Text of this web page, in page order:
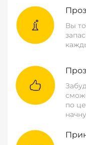
Вы
по